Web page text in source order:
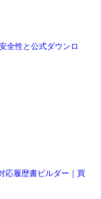
全性と公式ダウンロ
応履歴書ビルダー｜買